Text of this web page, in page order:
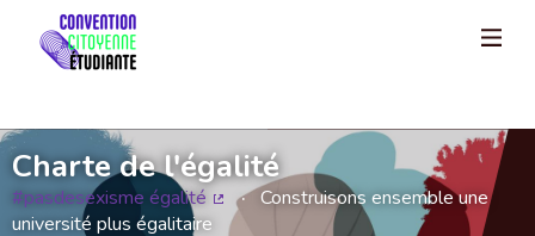
Charte de l'égalité
#pasdesexisme égalité
(Lien externe)
Construisons ensemble une
université plus égalitaire